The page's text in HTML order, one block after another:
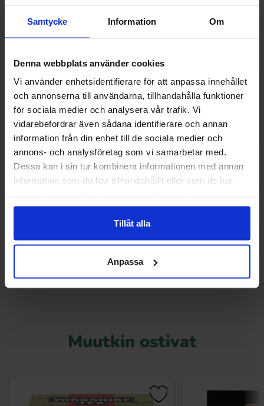
Samtycke Information Om
Denna webbplats använder cookies
Vi använder enhetsidentifierare för att anpassa innehållet
och annonserna till användarna, tillhandahålla funktioner
för sociala medier och analysera vår trafik. Vi
vidarebefordrar även sådana identifierare och annan
information från din enhet till de sociala medier och
annons- och analysföretag som vi samarbetar med.
Dessa kan i sin tur kombinera informationen med annan
information som du har tillhandahållit eller som de har
Tillåt alla
Anpassa
Osta
Muutkin ostivat